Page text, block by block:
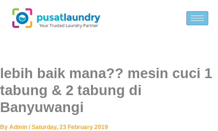
content
lebih baik mana?? mesin cuci 1
tabung & 2 tabung di
Banyuwangi
By Admin /Saturday, 23 February 2019